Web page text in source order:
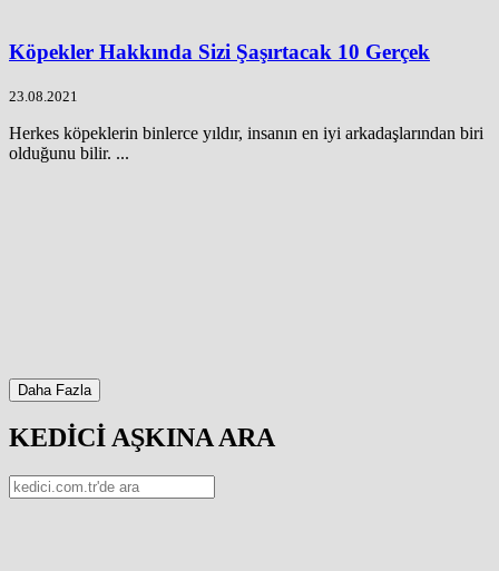
Köpekler Hakkında Sizi Şaşırtacak 10 Gerçek
23.08.2021
Herkes köpeklerin binlerce yıldır, insanın en iyi arkadaşlarından biri
olduğunu bilir. ...
Daha Fazla
KEDİCİ AŞKINA ARA